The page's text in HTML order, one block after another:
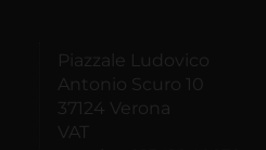
Piazzale Ludovico
Antonio Scuro 10
37124 Verona
VAT